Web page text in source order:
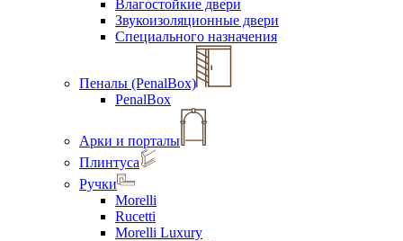
Влагостойкие двери
Звукоизоляционные двери
Специального назначения
Пеналы (PenalBox)
PenalBox
Арки и порталы
Плинтуса
Ручки
Morelli
Rucetti
Morelli Luxury